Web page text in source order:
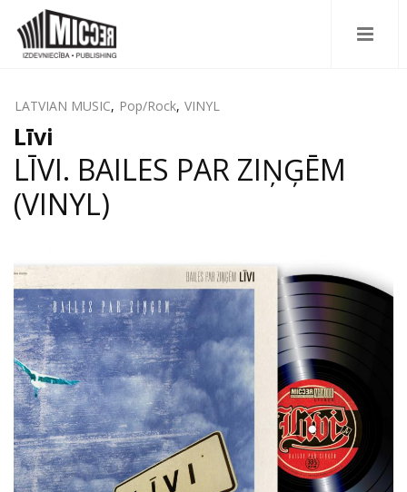
LATVIAN MUSIC, Pop/Rock, VINYL
Līvi
LĪVI. BAILES PAR ZIŅĢĒM
(VINYL)